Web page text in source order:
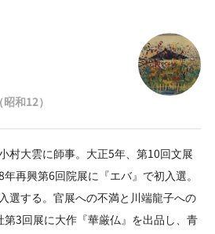
和12）
村大雲に師事。大正5年、第10回文展
再興第6回院展に『エバ』で初入選。
選する。官展への不満と川端龍子への
3回展に大作『華厳仏』を出品し、青